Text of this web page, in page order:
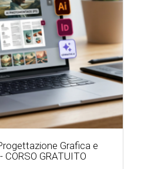
Grafica e
GRATUITO